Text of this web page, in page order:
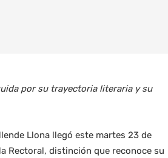
por su trayectoria literaria y su
Llona llegó este martes 23 de
Rectoral, distinción que reconoce su